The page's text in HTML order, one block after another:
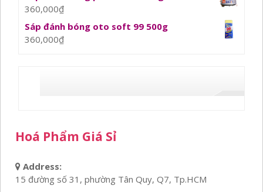
360,000₫
Sáp đánh bóng oto soft 99 500g
360,000₫
Hoá Phẩm Giá Sỉ
Address:
15 đường số 31, phường Tân Quy, Q7, Tp.HCM